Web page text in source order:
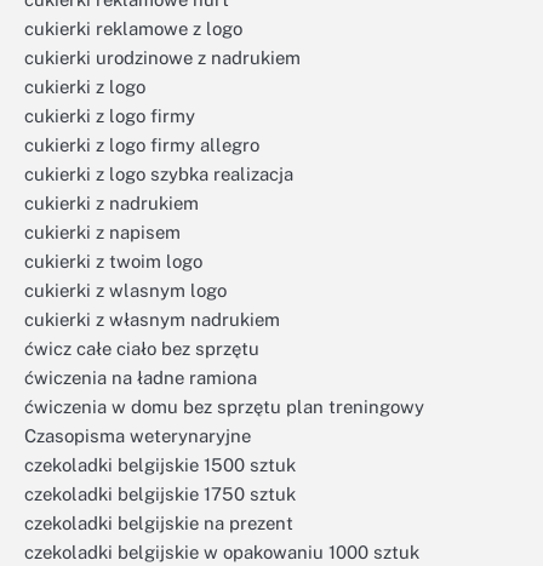
cukierki reklamowe z logo
cukierki urodzinowe z nadrukiem
cukierki z logo
cukierki z logo firmy
cukierki z logo firmy allegro
cukierki z logo szybka realizacja
cukierki z nadrukiem
cukierki z napisem
cukierki z twoim logo
cukierki z wlasnym logo
cukierki z własnym nadrukiem
ćwicz całe ciało bez sprzętu
ćwiczenia na ładne ramiona
ćwiczenia w domu bez sprzętu plan treningowy
Czasopisma weterynaryjne
czekoladki belgijskie 1500 sztuk
czekoladki belgijskie 1750 sztuk
czekoladki belgijskie na prezent
czekoladki belgijskie w opakowaniu 1000 sztuk